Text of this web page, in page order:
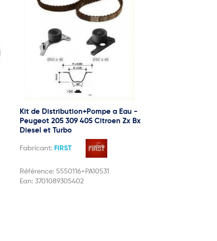
Kit de Distribution+Pompe a Eau -
Peugeot 205 309 405 Citroen Zx Bx
Diesel et Turbo
Fabricant: FIRST
Référence: 5550116+PA10531
Ean: 3701089305402